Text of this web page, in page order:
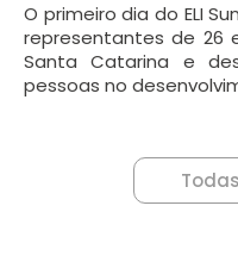
O primeiro dia do ELI
representantes de 26
Santa Catarina e
pessoas no